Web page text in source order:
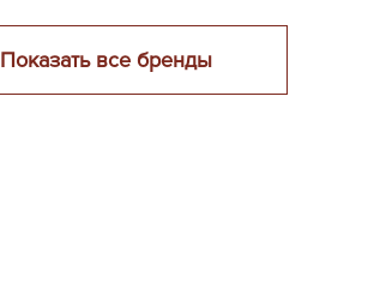
Показать все бренды